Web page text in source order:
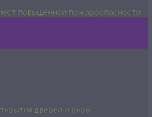
повышенной пожароопасности
дверей и окон.